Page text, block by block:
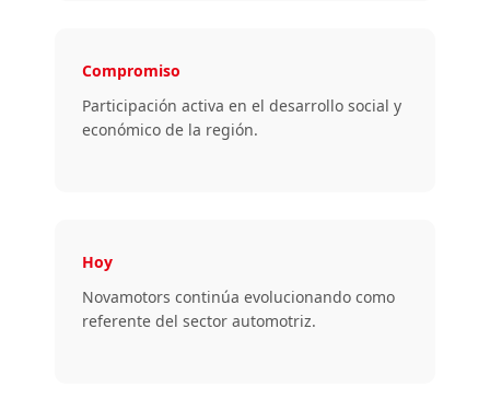
Compromiso
Participación activa en el desarrollo social y
económico de la región.
Hoy
Novamotors continúa evolucionando como
referente del sector automotriz.